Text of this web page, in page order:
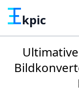
kpic